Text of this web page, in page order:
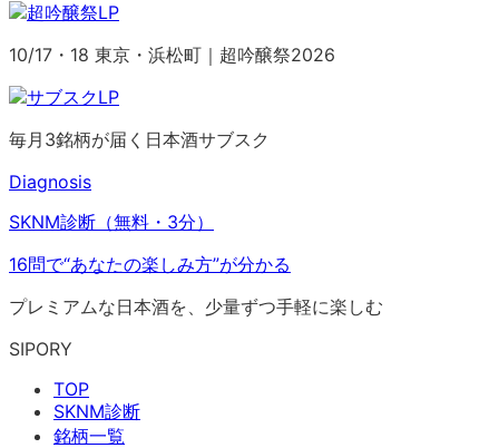
10/17・18 東京・浜松町｜超吟醸祭2026
毎月3銘柄が届く日本酒サブスク
Diagnosis
SKNM診断（無料・3分）
16問で“あなたの楽しみ方”が分かる
プレミアムな日本酒を、少量ずつ手軽に楽しむ
SIPORY
TOP
SKNM診断
銘柄一覧